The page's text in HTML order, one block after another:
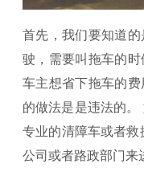
首先，我们要知道
驶，需要叫拖车的
车主想省下拖车的
的做法是是违法的
专业的清障车或者
公司或者路政部门来